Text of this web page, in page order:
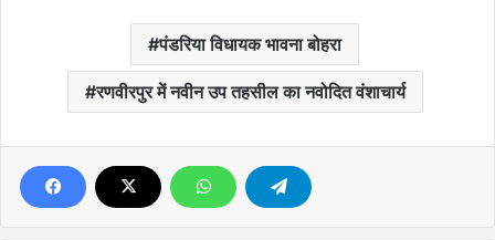
पंडरिया विधायक भावना बोहरा
रणवीरपुर में नवीन उप तहसील का नवोदित वंशाचार्य